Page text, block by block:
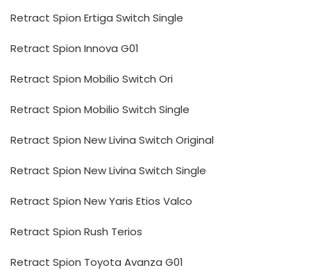
Retract Spion Ertiga Switch Single
Retract Spion Innova G01
Retract Spion Mobilio Switch Ori
Retract Spion Mobilio Switch Single
Retract Spion New Livina Switch Original
Retract Spion New Livina Switch Single
Retract Spion New Yaris Etios Valco
Retract Spion Rush Terios
Retract Spion Toyota Avanza G01